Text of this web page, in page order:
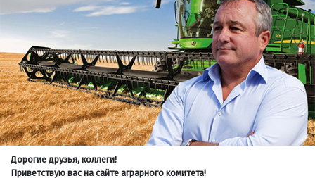
Дорогие друзья, коллеги!
Приветствую вас на сайте аграрного комитета!